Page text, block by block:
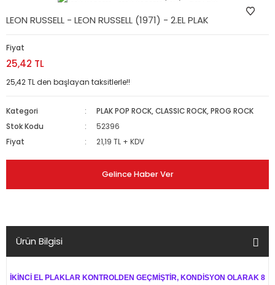
LEON RUSSELL - LEON RUSSELL (1971) - 2.EL PLAK
Fiyat
25,42 TL
25,42 TL den başlayan taksitlerle!!
Kategori
PLAK POP ROCK, CLASSIC ROCK, PROG ROCK
Stok Kodu
52396
Fiyat
21,19 TL + KDV
Gelince Haber Ver
Ürün Bilgisi
İKİNCİ EL PLAKLAR KONTROLDEN GEÇMİŞTİR, KONDİSYON OLARAK 8